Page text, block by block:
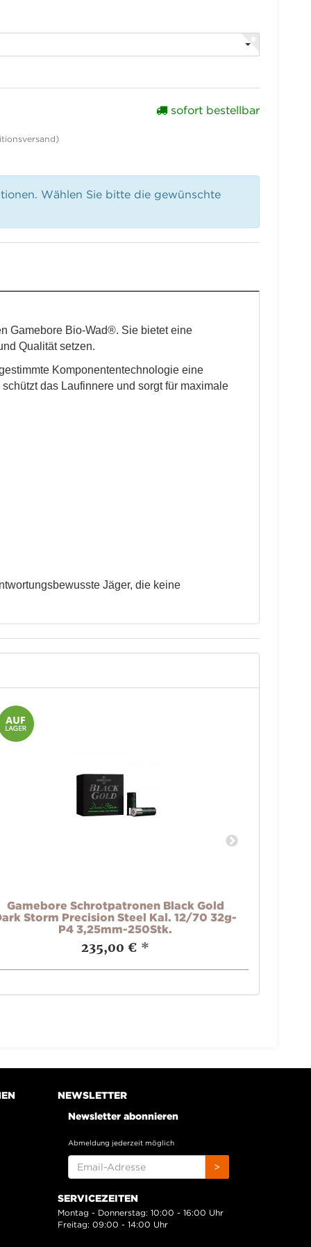
sofort bestellbar
Wählen Sie bitte die gewünschte
Gamebore Bio-Wad®. Sie bietet eine
Qualität setzen.
Komponententechnologie eine
das Laufinnere und sorgt für maximale
Jäger, die keine
Gamebore Schrotpatronen Black Gold
Storm Precision Steel Kal. 12/70 32g-
P4 3,25mm-250Stk.
235,00 € *
NEWSLETTER
Newsletter abonnieren
Abmeldung jederzeit möglich
EMAIL-
ADRESSE
>
SERVICEZEITEN
Montag - Donnerstag: 10:00 - 16:00 Uhr
Freitag: 09:00 - 14:00 Uhr